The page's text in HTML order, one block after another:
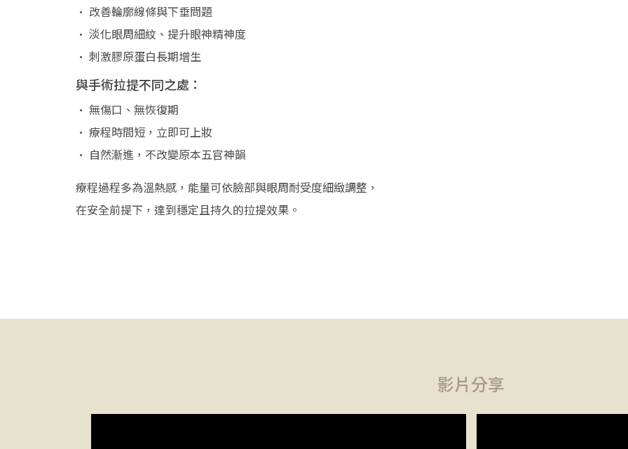
• 改善輪廓線條與下垂問題
• 淡化眼周細紋、提升眼神精神度
• 刺激膠原蛋白長期增生
與手術拉提不同之處：
• 無傷口、無恢復期
• 療程時間短，立即可上妝
• 自然漸進，不改變原本五官神韻
療程過程多為溫熱感，能量可依臉部與眼周耐受度細緻調整，
在安全前提下，達到穩定且持久的拉提效果。
影片分享